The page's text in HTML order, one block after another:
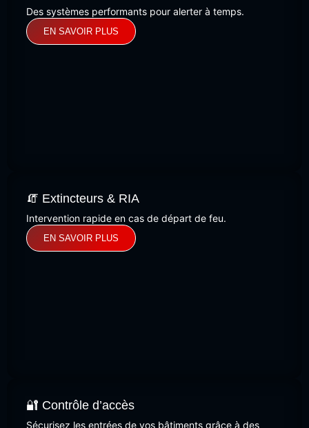
Des systèmes performants pour alerter à temps.
EN SAVOIR PLUS
🧯 Extincteurs & RIA
Intervention rapide en cas de départ de feu.
EN SAVOIR PLUS
🔐 Contrôle d’accès
Sécurisez les entrées de vos bâtiments grâce à des